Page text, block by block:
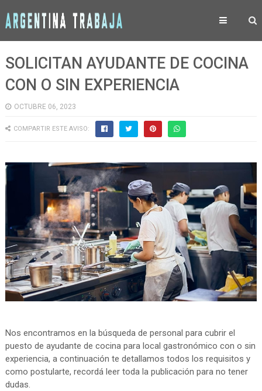
SOLICITAN AYUDANTE DE COCINA
CON O SIN EXPERIENCIA
OCTUBRE 06, 2023
COMPARTIR ESTE AVISO:
Nos encontramos en la búsqueda de personal para cubrir el
puesto de ayudante de cocina para local gastronómico con o sin
experiencia, a continuación te detallamos todos los requisitos y
como postularte, recordá leer toda la publicación para no tener
dudas.